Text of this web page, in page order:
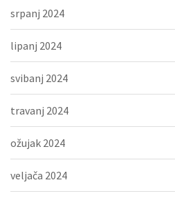
srpanj 2024
lipanj 2024
svibanj 2024
travanj 2024
ožujak 2024
veljača 2024